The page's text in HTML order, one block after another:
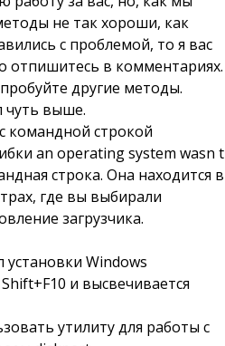
не так хороши, как
с проблемой, то я вас
отпишитесь в комментариях.
другие методы.
чуть выше.
командной строкой
an operating system wasn t
строка. Она находится в
где вы выбирали
загрузчика.
Windows
и высвечивается
утилиту для работы с